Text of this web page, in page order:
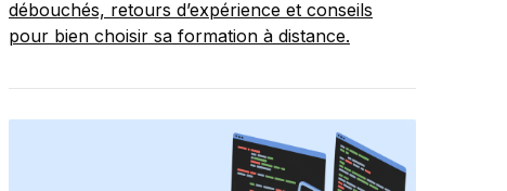
débouchés, retours d’expérience et conseils
pour bien choisir sa formation à distance.